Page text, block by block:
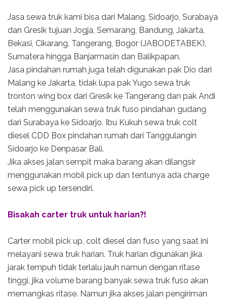
Jasa sewa truk kami bisa dari Malang, Sidoarjo, Surabaya
dan Gresik tujuan Jogja, Semarang, Bandung, Jakarta,
Bekasi, Cikarang, Tangerang, Bogor (JABODETABEK),
Sumatera hingga Banjarmasin dan Balikpapan.
Jasa pindahan rumah juga telah digunakan pak Dio dari
Malang ke Jakarta, tidak lupa pak Yugo sewa truk
tronton wing box dari Gresik ke Tangerang dan pak Andi
telah menggunakan sewa truk fuso pindahan gudang
dari Surabaya ke Sidoarjo. Ibu Kukuh sewa truk colt
diesel CDD Box pindahan rumah dari Tanggulangin
Sidoarjo ke Denpasar Bali.
Jika akses jalan sempit maka barang akan dilangsir
menggunakan mobil pick up dan tentunya ada charge
sewa pick up tersendiri.
Bisakah carter truk untuk harian?!
Carter mobil pick up, colt diesel dan fuso yang saat ini
melayani sewa truk harian. Truk harian digunakan jika
jarak tempuh tidak terlalu jauh namun dengan ritase
tinggi, jika volume barang banyak sewa truk fuso akan
memangkas ritase. Namun jika akses jalan pengiriman